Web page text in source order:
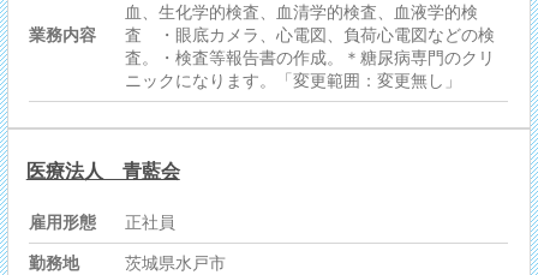
業務内容
血、生化学的検査、血清学的検査、血液学的検
査 ・眼底カメラ、心電図、負荷心電図などの検
査。・検査等報告書の作成。＊糖尿病専門のクリ
ニックになります。「変更範囲：変更無し」
医療法人 青藍会
雇用形態 正社員
勤務地 茨城県水戸市